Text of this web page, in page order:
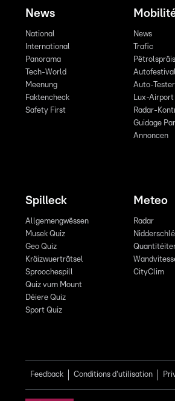
News
National
International
Panorama
Tech-World
Meenung
Faktencheck
Safety First
News
Trafic
Autofestival
Auto-Tester
Lux-Airport
Radar-
Guidage
Annoncen
Spilleck
Allgemengwëssen
Musek Quiz
Geo Quiz
Kräizwuerträtsel
Sproochespill
Quiz vum Mount
Déiere Quiz
Sport Quiz
Meteo
Radar
CityClim
Feedback Conditions d'utilisation